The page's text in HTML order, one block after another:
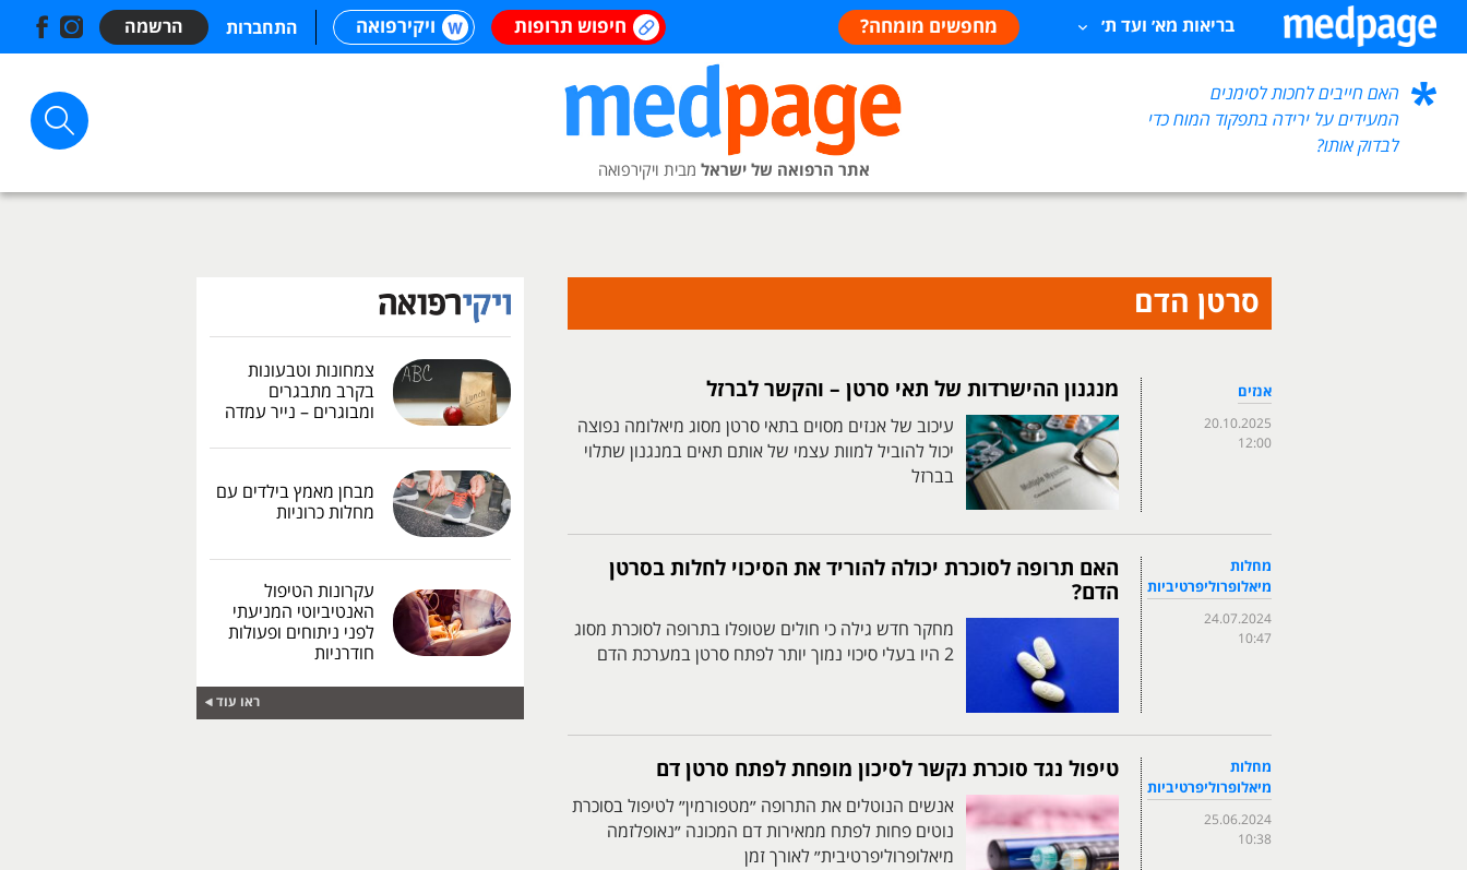
בריאות מא׳ ועד ת׳ מחפשים מומחה? חיפוש תרופות ויקירפואה התחברות הרשמה
האם חייבים לחכות לסימנים
המעידים על ירידה בתפקוד המוח כדי
לבדוק אותו?
אתר הרפואה של ישראל מבית ויקירפואה
סרטן הדם
אנזים
20.10.2025
12:00
מנגנון ההישרדות של תאי סרטן – והקשר לברזל
עיכוב של אנזים מסוים בתאי סרטן מסוג מיאלומה נפוצה
יכול להוביל למוות עצמי של אותם תאים במנגנון שתלוי
בברזל
מחלות
מיאלופרוליפרטיביות
24.07.2024
10:47
האם תרופה לסוכרת יכולה להוריד את הסיכוי לחלות בסרטן
הדם?
מחקר חדש גילה כי חולים שטופלו בתרופה לסוכרת מסוג
2 היו בעלי סיכוי נמוך יותר לפתח סרטן במערכת הדם
מחלות
מיאלופרוליפרטיביות
25.06.2024
10:38
טיפול נגד סוכרת נקשר לסיכון מופחת לפתח סרטן דם
אנשים הנוטלים את התרופה ״מטפורמין״ לטיפול בסוכרת
נוטים פחות לפתח ממאירות דם המכונה ״נאופלזמה
מיאלופרוליפרטיבית״ לאורך זמן
צמחונות וטבעונות
בקרב מתבגרים
ומבוגרים – נייר עמדה
מבחן מאמץ בילדים עם
מחלות כרוניות
עקרונות הטיפול
האנטיביוטי המניעתי
לפני ניתוחים ופעולות
חודרניות
ראו עוד